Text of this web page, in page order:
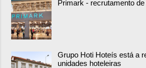
Primark - recrutamento
Grupo Hoti Hoteís está a
unidades hoteleiras